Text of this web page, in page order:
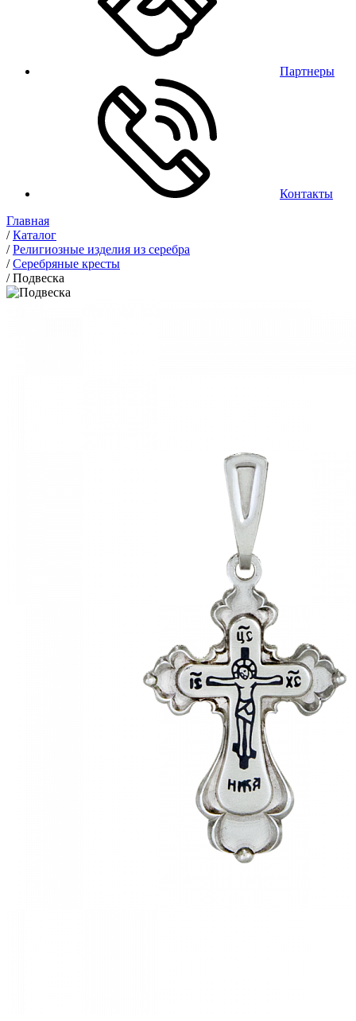
Партнеры
Контакты
Главная
/Каталог
/Религиозные изделия из серебра
/Серебряные кресты
/Подвеска